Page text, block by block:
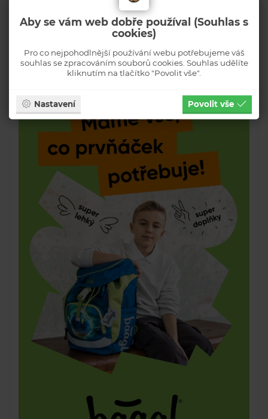
Aby se vám web dobře používal (Souhlas s
cookies)
Pro co nejpohodlnější používání webu potřebujeme váš
souhlas se zpracováním souborů cookies. Souhlas udělíte
kliknutím na tlačítko "Povolit vše".
Nastavení Povolit vše